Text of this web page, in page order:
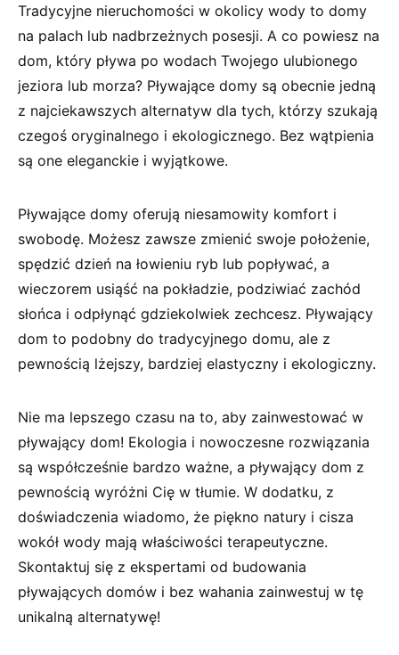
Tradycyjne nieruchomości w okolicy wody to domy
na palach lub nadbrzeżnych posesji. A co powiesz na
dom, który pływa po wodach Twojego ulubionego
jeziora lub morza? Pływające domy są obecnie jedną
z najciekawszych alternatyw dla tych, którzy szukają
czegoś oryginalnego i ekologicznego. Bez wątpienia
są one eleganckie i wyjątkowe.
Pływające domy oferują niesamowity komfort i
swobodę. Możesz zawsze zmienić swoje położenie,
spędzić dzień na łowieniu ryb lub popływać, a
wieczorem usiąść na pokładzie, podziwiać zachód
słońca i odpłynąć gdziekolwiek zechcesz. Pływający
dom to podobny do tradycyjnego domu, ale z
pewnością lżejszy, bardziej elastyczny i ekologiczny.
Nie ma lepszego czasu na to, aby zainwestować w
pływający dom! Ekologia i nowoczesne rozwiązania
są współcześnie bardzo ważne, a pływający dom z
pewnością wyróżni Cię w tłumie. W dodatku, z
doświadczenia wiadomo, że ​​piękno natury i cisza
wokół wody mają właściwości terapeutyczne.
Skontaktuj się z ekspertami od budowania
pływających domów i bez wahania zainwestuj w tę
unikalną alternatywę!